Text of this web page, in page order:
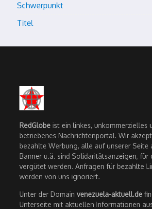
Schwerpunkt
Titel
RedGlobe ist ein linkes, unkommerzielles
betriebenes Nachrichtenportal. Wir
bezahlte Werbung, alle auf unserer Seite
Banner u.ä. sind Solidaritätsanzeigen, für
vergütet werden. Anfragen für bezahlte
werden von uns ignoriert.
Unter der Domain venezuela-aktuell.de
Unterseite mit aktuellen Informationen